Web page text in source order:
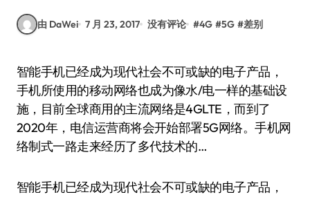
由 DaWei 7 月 23, 2017 没有评论 #4G #5G #差别
智能手机已经成为现代社会不可或缺的电子产品，
手机所使用的移动网络也成为像水/电一样的基础设
施，目前全球商用的主流网络是4GLTE，而到了
2020年，电信运营商将会开始部署5G网络。手机网
络制式一路走来经历了多代技术的…
智能手机已经成为现代社会不可或缺的电子产品，